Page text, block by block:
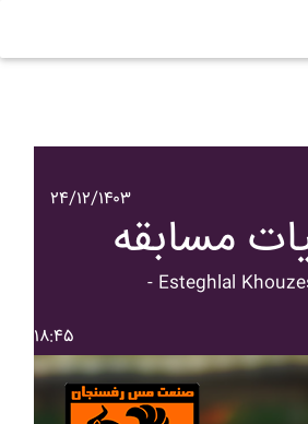
۲۴/۱۲/۱۴۰۳
مسابقه
- Esteghlal
۱۸:۴۵